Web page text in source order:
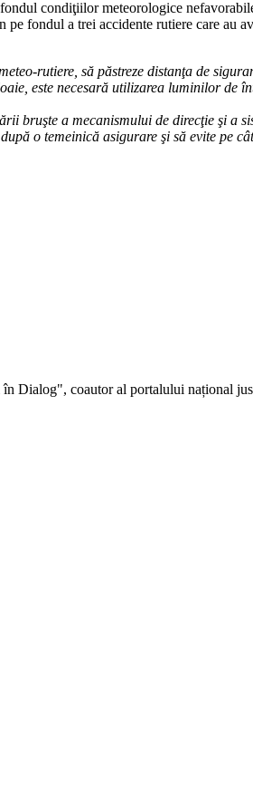
condiţiilor meteorologice
pe fondul a trei accidente rutiere care au
rutiere, să păstreze distanţa de
este necesară utilizarea luminilor de
bruşte a mecanismului de direcţie şi a
o temeinică asigurare şi să evite pe
Dialog", coautor al portalului național